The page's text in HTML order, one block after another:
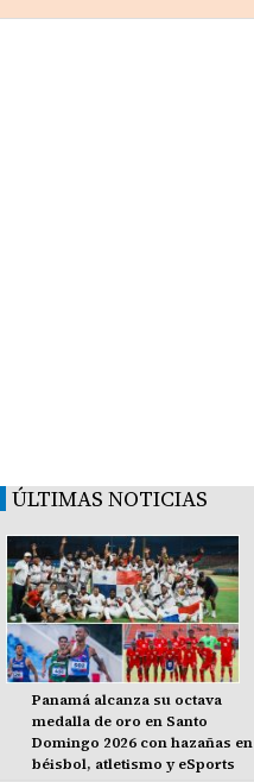
ÚLTIMAS NOTICIAS
Panamá alcanza su octava
medalla de oro en Santo
Domingo 2026 con hazañas en
béisbol, atletismo y eSports